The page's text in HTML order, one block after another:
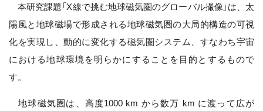
本研究課題「X線で挑む地球磁気圏のグローバル撮像」は、太
陽風と地球磁場で形成される地球磁気圏の大局的構造の可視
化を実現し、動的に変化する磁気圏システム、すなわち宇宙
における地球環境を明らかにすることを目的とするもので
す。
地球磁気圏は、高度1000 km から数万 km に渡って広が